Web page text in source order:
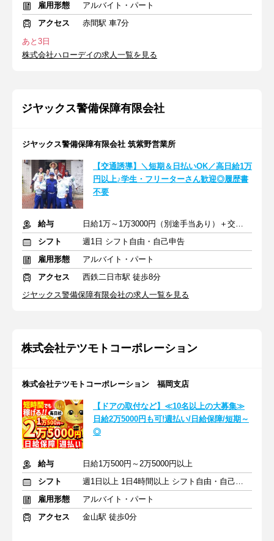
雇用形態
アルバイト・パート
アクセス
赤間駅 車7分
あと3日
株式会社ハローデイの求人一覧を見る
ジヤックス警備保障有限会社
ジヤックス警備保障有限会社 筑紫野営業所
【交通誘導】＼短期＆日払いOK／高日給1万
円以上♪学生・フリーターさん歓迎◎履歴書
不要
給与
日給1万～1万3000円（別途手当あり）＋交通費支給
シフト
週1日 シフト自由・自己申告
雇用形態
アルバイト・パート
アクセス
西鉄二日市駅 徒歩8分
ジヤックス警備保障有限会社の求人一覧を見る
株式会社テツモトコーポレーション
株式会社テツモトコーポレーション 福岡支店
【ドアの取付など】≪10名以上の大募集≫
日給2万5000円も可!週払い/日給保障/短期～
◎
給与
日給1万500円～2万5000円以上
シフト
週1日以上 1日4時間以上 シフト自由・自己申告
雇用形態
アルバイト・パート
アクセス
金山駅 徒歩0分